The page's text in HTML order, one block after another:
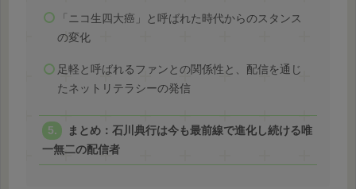
「ニコ生四大癌」と呼ばれた時代からのスタンス
の変化
足軽と呼ばれるファンとの関係性と、配信を通じ
たネットリテラシーの発信
まとめ：石川典行は今も最前線で進化し続ける唯
一無二の配信者